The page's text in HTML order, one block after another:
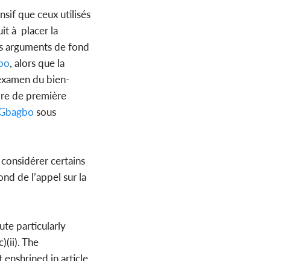
que ceux utilisés
à placer la
arguments de fond
, alors que la
du bien-
de première
sous
certains
de l’appel sur la
particularly
The